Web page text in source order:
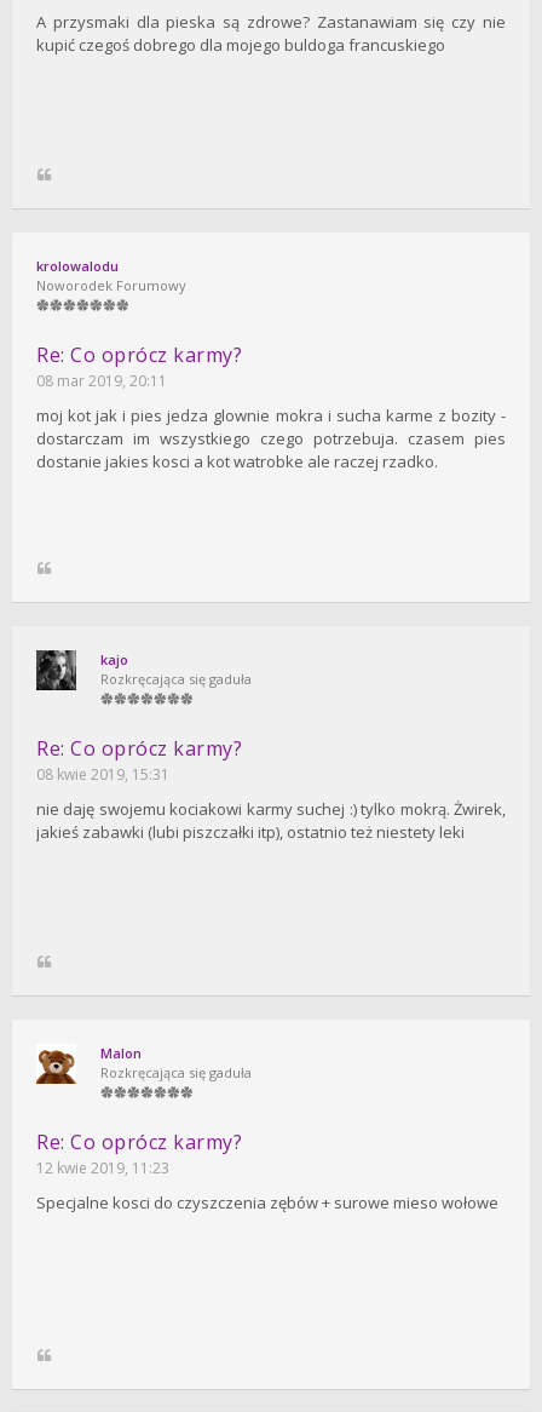
A przysmaki dla pieska są zdrowe? Zastanawiam się czy nie
kupić czegoś dobrego dla mojego buldoga francuskiego
krolowalodu
Noworodek Forumowy
Re: Co oprócz karmy?
08 mar 2019, 20:11
moj kot jak i pies jedza glownie mokra i sucha karme z bozity -
dostarczam im wszystkiego czego potrzebuja. czasem pies
dostanie jakies kosci a kot watrobke ale raczej rzadko.
kajo
Rozkręcająca się gaduła
Re: Co oprócz karmy?
08 kwie 2019, 15:31
nie daję swojemu kociakowi karmy suchej :) tylko mokrą. Żwirek,
jakieś zabawki (lubi piszczałki itp), ostatnio też niestety leki
Malon
Rozkręcająca się gaduła
Re: Co oprócz karmy?
12 kwie 2019, 11:23
Specjalne kosci do czyszczenia zębów + surowe mieso wołowe